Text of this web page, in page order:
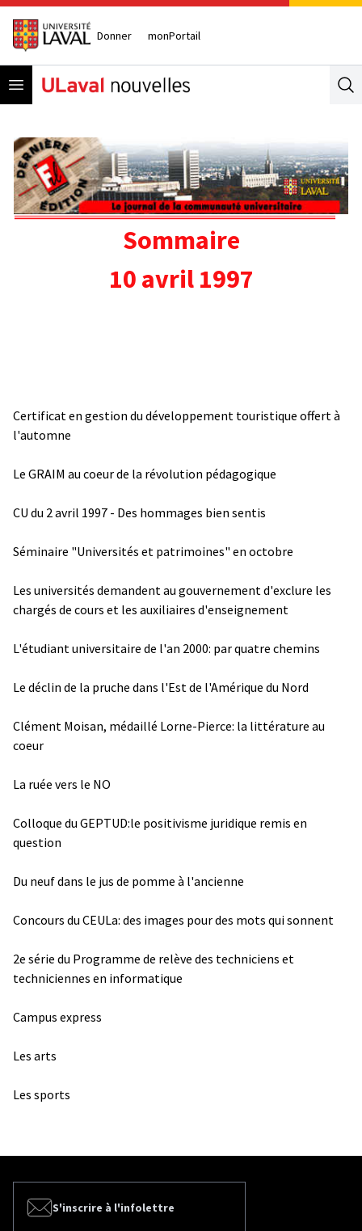
Donner monPortail
Open menu
Sommaire
10 avril 1997
Certificat en gestion du développement touristique offert à
l'automne
Le GRAIM au coeur de la révolution pédagogique
CU du 2 avril 1997 - Des hommages bien sentis
Séminaire "Universités et patrimoines" en octobre
Les universités demandent au gouvernement d'exclure les
chargés de cours et les auxiliaires d'enseignement
L'étudiant universitaire de l'an 2000: par quatre chemins
Le déclin de la pruche dans l'Est de l'Amérique du Nord
Clément Moisan, médaillé Lorne-Pierce: la littérature au
coeur
La ruée vers le NO
Colloque du GEPTUD:le positivisme juridique remis en
question
Du neuf dans le jus de pomme à l'ancienne
Concours du CEULa: des images pour des mots qui sonnent
2e série du Programme de relève des techniciens et
techniciennes en informatique
Campus express
Les arts
Les sports
S'inscrire à l'infolettre